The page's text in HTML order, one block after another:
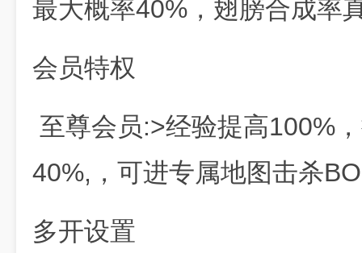
最大概率40%，翅膀合成率
会员特权
至尊会员:>经验提高100%
40%,，可进专属地图击杀
多开设置